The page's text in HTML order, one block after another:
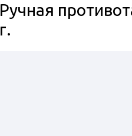
Ручная
г.